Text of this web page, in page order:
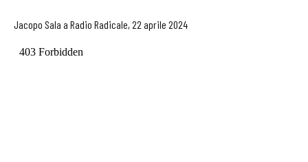
Jacopo Sala a Radio Radicale, 22 aprile 2024